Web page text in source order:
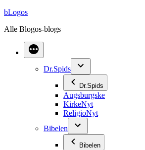
Videre
indhold
bLogos
Alle Blogos-blogs
Dr.Spids
Dr.Spids
Augsburgske
KirkeNyt
ReligioNyt
Bibelen
Bibelen